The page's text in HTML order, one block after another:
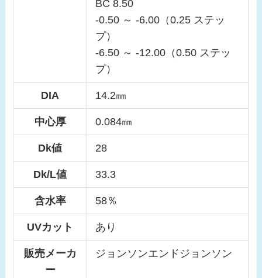
BC 8.50
-0.50 ～ -6.00（0.25 ステッ
プ）
-6.50 ～ -12.00（0.50 ステッ
プ）
DIA 14.2㎜
中心厚 0.084㎜
Dk値 28
Dk/L値 33.3
含水率 58％
UVカット あり
販売メーカ
ー
ジョンソンエンドジョンソン